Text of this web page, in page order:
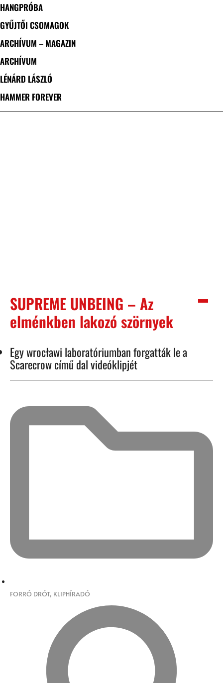
HANGPRÓBA
GYŰJTŐI CSOMAGOK
ARCHÍVUM – MAGAZIN
ARCHÍVUM
LÉNÁRD LÁSZLÓ
HAMMER FOREVER
SUPREME UNBEING – Az
elménkben lakozó szörnyek
Egy wrocławi laboratóriumban forgatták le a
Scarecrow című dal videóklipjét
FORRÓ DRÓT, KLIPHÍRADÓ